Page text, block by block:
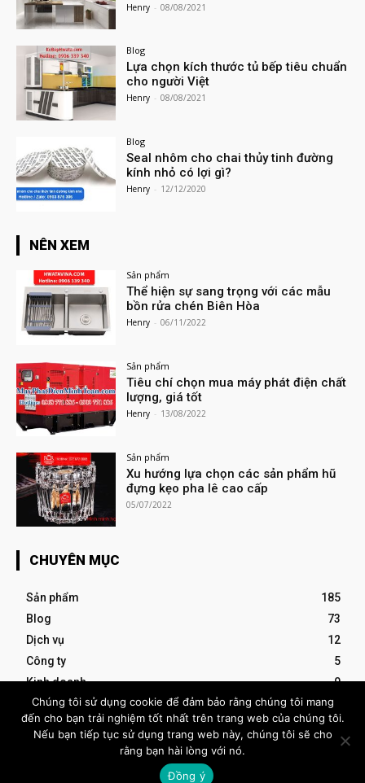
Henry - 08/08/2021
Blog
Lựa chọn kích thước tủ bếp tiêu chuẩn
cho người Việt
Henry - 08/08/2021
Blog
Seal nhôm cho chai thủy tinh đường
kính nhỏ có lợi gì?
Henry - 12/12/2020
NÊN XEM
Sản phẩm
Thể hiện sự sang trọng với các mẫu
bồn rửa chén Biên Hòa
Henry - 06/11/2022
Sản phẩm
Tiêu chí chọn mua máy phát điện chất
lượng, giá tốt
Henry - 13/08/2022
Sản phẩm
Xu hướng lựa chọn các sản phẩm hũ
đựng kẹo pha lê cao cấp
05/07/2022
CHUYÊN MỤC
Sản phẩm
185
Blog
73
Dịch vụ
12
Công ty
5
Kinh doanh
0
- Advertisement -
Chúng tôi sử dụng cookie để đảm bảo rằng chúng tôi mang
đến cho bạn trải nghiệm tốt nhất trên trang web của chúng tôi.
Nếu bạn tiếp tục sử dụng trang web này, chúng tôi sẽ cho
rằng bạn hài lòng với nó.
Đồng ý